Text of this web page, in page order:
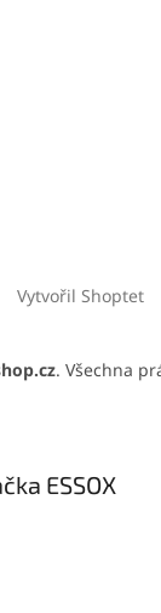
Vytvořil Shoptet
. Všechna
ESSOX